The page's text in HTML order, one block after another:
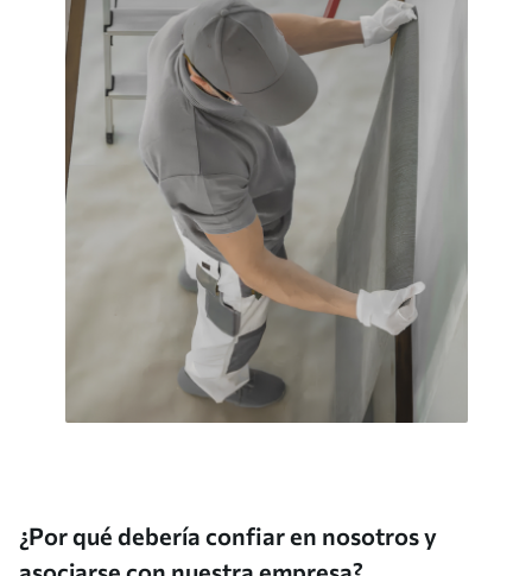
¿Por qué debería confiar en nosotros y